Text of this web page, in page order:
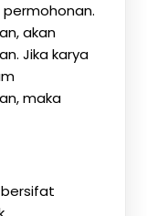
akan
Jika karya
maka